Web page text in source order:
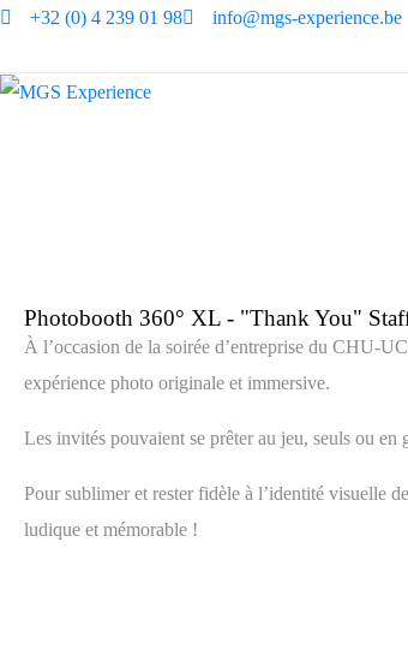
+32 (0) 4 239 01 98 info@mgs-experience.be
Photobooth 360° XL - "Thank You"
À l’occasion de la soirée d’entreprise du CHU-
expérience photo originale et immersive.
Les invités pouvaient se prêter au jeu, seuls ou
Pour sublimer et rester fidèle à l’identité visuelle
ludique et mémorable !